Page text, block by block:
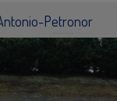
Petronor